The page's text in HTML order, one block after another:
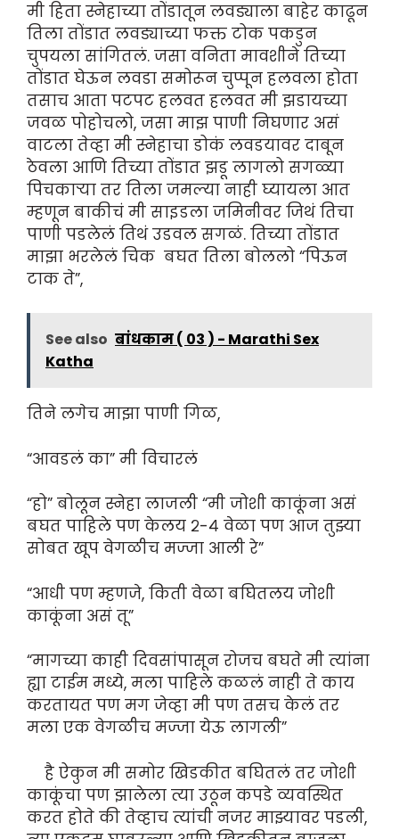
मी हिता स्नेहाच्या तोंडातून लवड्याला बाहेर काढून
तिला तोंडात लवड्याच्या फक्त टोक पकडुन
चुपयला सांगितलं. जसा वनिता मावशीने तिच्या
तोंडात घेऊन लवडा समोरून चुप्पून हलवला होता
तसाच आता पटपट हलवत हलवत मी झडायच्या
जवळ पोहोचलो, जसा माझ पाणी निघणार असं
वाटला तेव्हा मी स्नेहाचा डोकं लवडयावर दाबून
ठेवला आणि तिच्या तोंडात झडू लागलो सगळ्या
पिचकाऱ्या तर तिला जमल्या नाही घ्यायला आत
म्हणून बाकीचं मी साइडला जमिनीवर जिथं तिचा
पाणी पडलेलं तिथं उडवल सगळं. तिच्या तोंडात
माझा भरलेलं चिक बघत तिला बोललो “पिऊन
टाक ते”,
See also बांधकाम ( 03 ) - Marathi Sex
Katha
तिने लगेच माझा पाणी गिळ,
“आवडलं का” मी विचारलं
“हो” बोलून स्नेहा लाजली “मी जोशी काकूंना असं
बघत पाहिले पण केलय २-४ वेळा पण आज तुझ्या
सोबत खूप वेगळीच मज्जा आली रे”
“आधी पण म्हणजे, किती वेळा बघितलय जोशी
काकूंना असं तू”
“मागच्या काही दिवसांपासून रोजच बघते मी त्यांना
ह्या टाईम मध्ये, मला पाहिले कळलं नाही ते काय
करतायत पण मग जेव्हा मी पण तसच केलं तर
मला एक वेगळीच मज्जा येऊ लागली”
है ऐकुन मी समोर खिडकीत बघितलं तर जोशी
काकूंचा पण झालेला त्या उठून कपडे व्यवस्थित
करत होते की तेव्हाच त्यांची नजर माझ्यावर पडली,